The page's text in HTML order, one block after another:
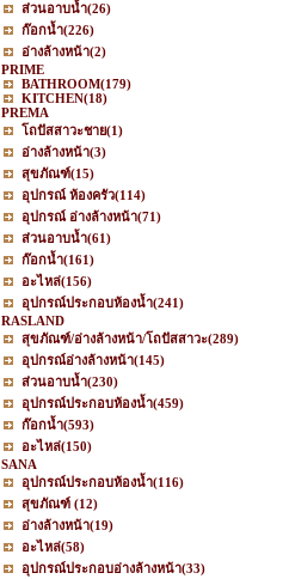
ส่วนอาบน้ำ(26)
ก๊อกน้ำ(226)
อ่างล้างหน้า(2)
PRIME
BATHROOM(179)
KITCHEN(18)
PREMA
โถปัสสาวะชาย(1)
อ่างล้างหน้า(3)
สุขภัณฑ์(15)
อุปกรณ์ ห้องครัว(114)
อุปกรณ์ อ่างล้างหน้า(71)
ส่วนอาบน้ำ(61)
ก๊อกน้ำ(161)
อะไหล่(156)
อุปกรณ์ประกอบห้องน้ำ(241)
RASLAND
สุขภัณฑ์/อ่างล้างหน้า/โถปัสสาวะ(289)
อุปกรณ์อ่างล้างหน้า(145)
ส่วนอาบน้ำ(230)
อุปกรณ์ประกอบห้องน้ำ(459)
ก๊อกน้ำ(593)
อะไหล่(150)
SANA
อุปกรณ์ประกอบห้องน้ำ(116)
สุขภัณฑ์ (12)
อ่างล้างหน้า(19)
อะไหล่(58)
อุปกรณ์ประกอบอ่างล้างหน้า(33)